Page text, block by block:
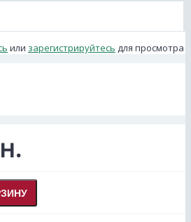
или зарегистрируйтесь для просмотра